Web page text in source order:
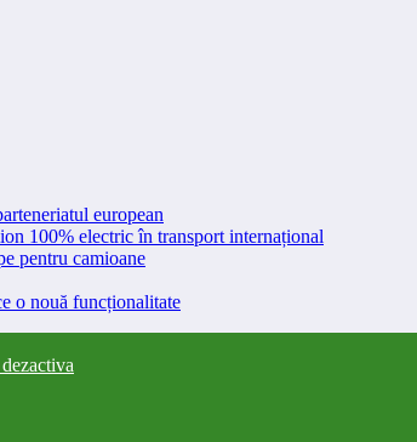
european
100% electric în transport internațional
pentru camioane
o nouă funcționalitate